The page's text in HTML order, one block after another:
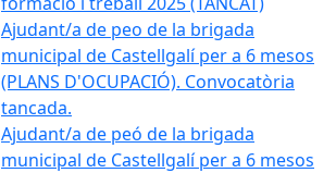
Ajudant/a de peo de la brigada
municipal de Castellgalí per a 6 mesos
(PLANS D'OCUPACIÓ). Convocatòria
tancada.
Ajudant/a de peó de la brigada
municipal de Castellgalí per a 6 mesos